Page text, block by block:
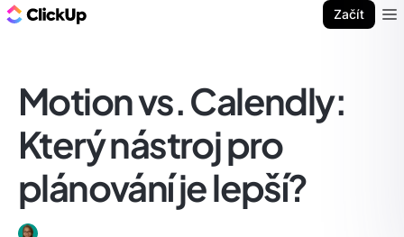
Začít
Motion vs. Calendly:
Který nástroj pro
plánování je lepší?